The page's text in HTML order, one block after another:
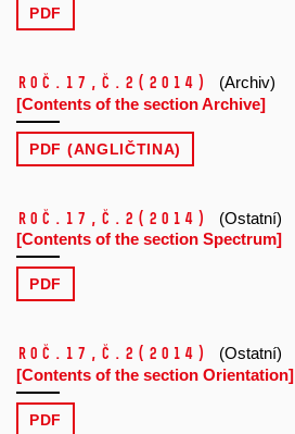
PDF
Roč.17, č.2 (2014)
(Archiv)
[Contents of the section Archive]
PDF (ANGLIČTINA)
Roč.17, č.2 (2014)
(Ostatní)
[Contents of the section Spectrum]
PDF
Roč.17, č.2 (2014)
(Ostatní)
[Contents of the section Orientation]
PDF